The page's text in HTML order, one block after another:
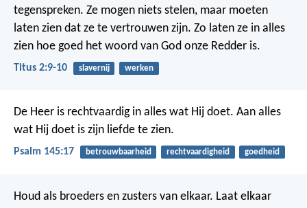
tegenspreken. Ze mogen niets stelen, maar moeten
laten zien dat ze te vertrouwen zijn. Zo laten ze in alles
zien hoe goed het woord van God onze Redder is.
Titus 2:9-10 slavernij werken
De Heer is rechtvaardig in alles wat Hij doet. Aan alles
wat Hij doet is zijn liefde te zien.
Psalm 145:17 betrouwbaarheid rechtvaardigheid goedheid
Houd als broeders en zusters van elkaar. Laat elkaar